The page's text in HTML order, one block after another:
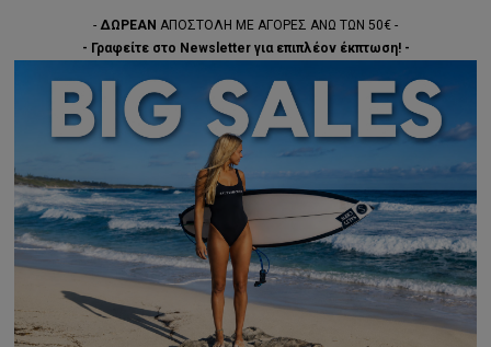
- ΔΩΡΕΑΝ ΑΠΟΣΤΟΛΗ ΜΕ ΑΓΟΡΕΣ ΑΝΩ ΤΩΝ 50€ -
- Γραφείτε στο Newsletter για επιπλέον έκπτωση! -